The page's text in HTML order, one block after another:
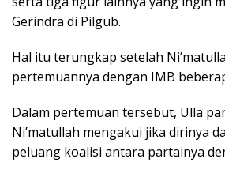
Gerindra di Pilgub.
Hal itu terungkap setelah
pertemuannya dengan IMB
Dalam pertemuan tersebut, Ulla
Ni’matullah mengakui jika dirinya
peluang koalisi antara partainya